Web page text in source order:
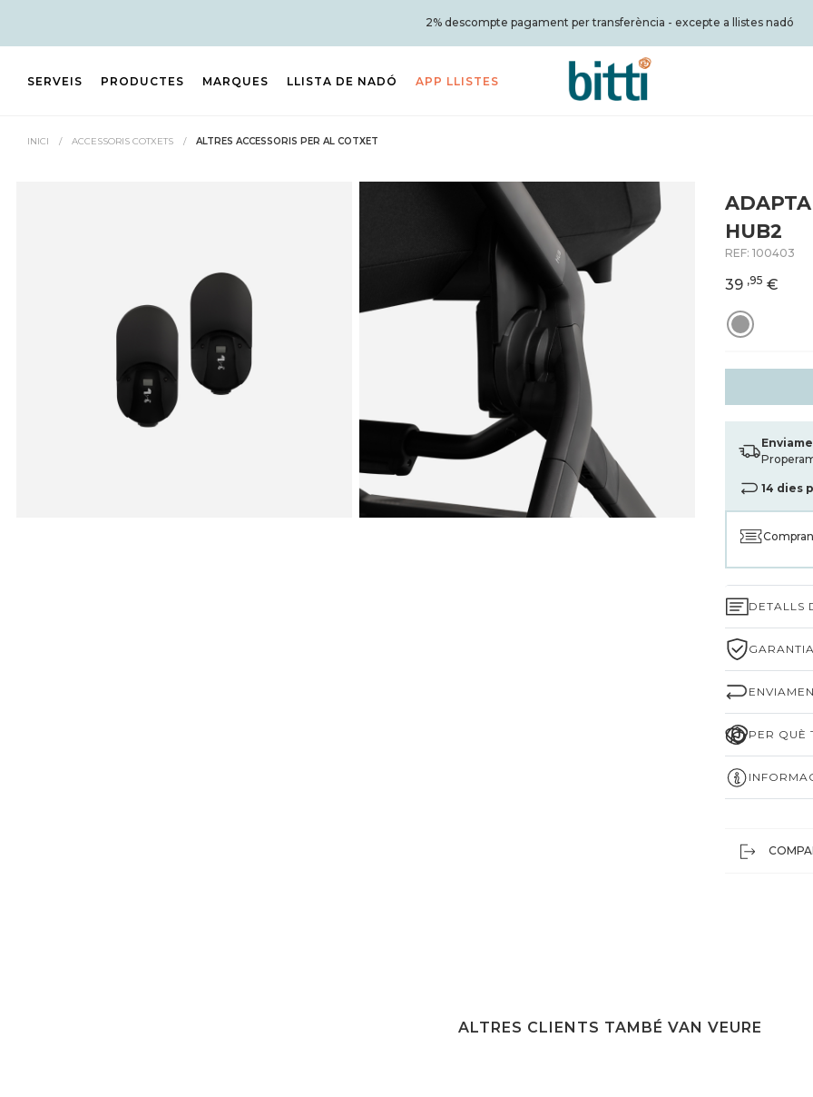
2% descompte pagament per transferència - excepte a llistes nadó
SERVEIS PRODUCTES MARQUES LLISTA DE NADÓ APP LLISTES
INICI / ACCESSORIS COTXETS / ALTRES ACCESSORIS PER AL COTXET
HUB2
REF: 100403
39 ,95 €
14 dies
DETALLS
PER QUÈ
ALTRES CLIENTS TAMBÉ VAN VEURE